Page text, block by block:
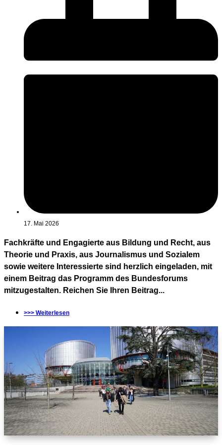
17. Mai 2026
Fachkräfte und Engagierte aus Bildung und Recht, aus
Theorie und Praxis, aus Journalismus und Sozialem
sowie weitere Interessierte sind herzlich eingeladen, mit
einem Beitrag das Programm des Bundesforums
mitzugestalten. Reichen Sie Ihren Beitrag...
>>> Weiterlesen